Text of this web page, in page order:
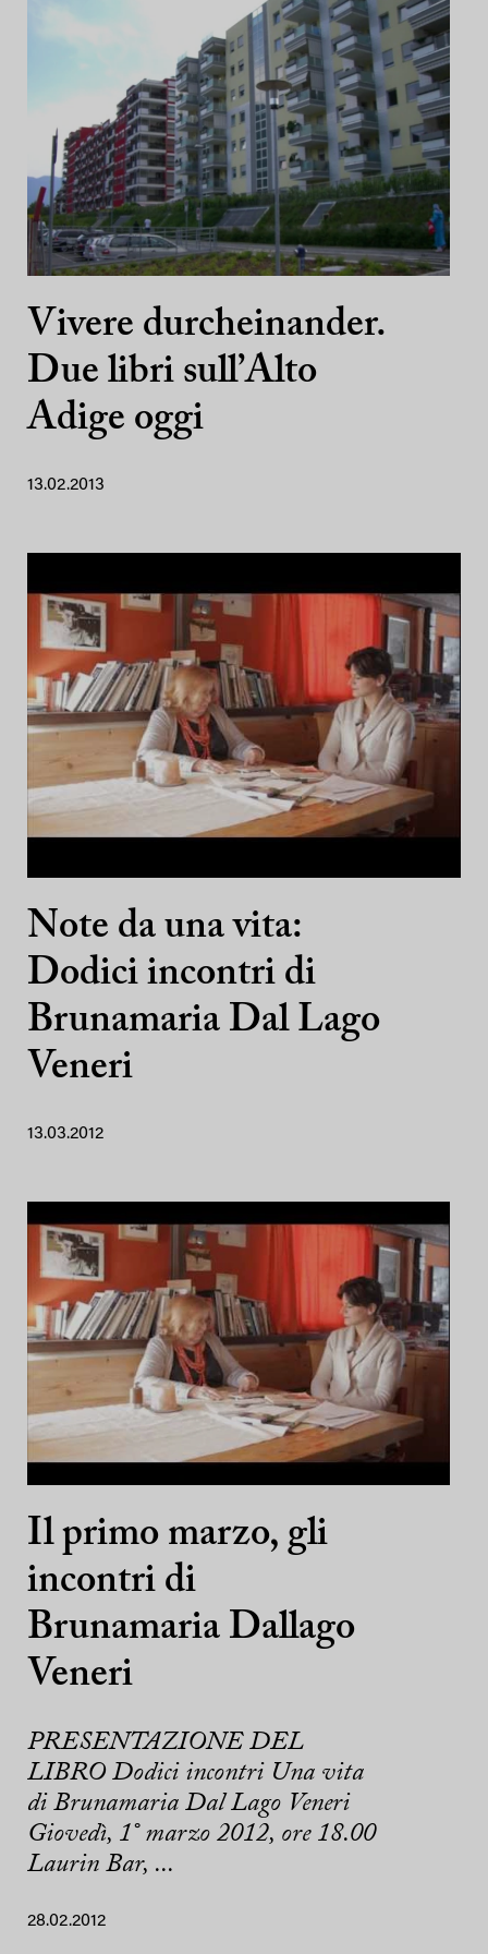
Vivere durcheinander.
Due libri sull’Alto
Adige oggi
13.02.2013
Note da una vita:
Dodici incontri di
Brunamaria Dal Lago
Veneri
13.03.2012
Il primo marzo, gli
incontri di
Brunamaria Dallago
Veneri
PRESENTAZIONE DEL
LIBRO Dodici incontri Una vita
di Brunamaria Dal Lago Veneri
Giovedì, 1° marzo 2012, ore 18.00
Laurin Bar, ...
28.02.2012